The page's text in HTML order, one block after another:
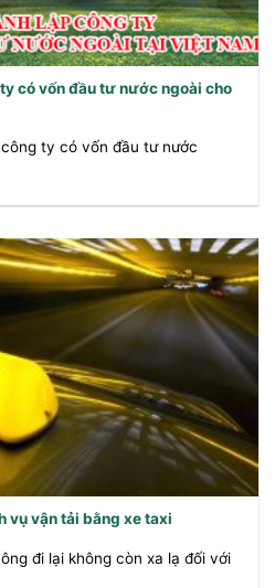
có vốn đầu tư nước ngoài cho
ty có vốn đầu tư nước
vụ vận tải bằng xe taxi
đi lại không còn xa lạ đối với